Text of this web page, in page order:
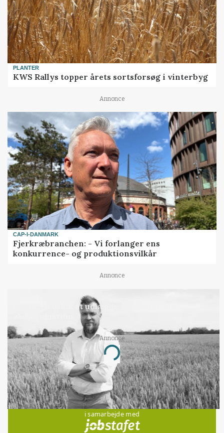
PLANTER
KWS Rallys topper årets sortsforsøg i vinterbyg
Annonce
CAP-I-DANMARK
Fjerkræbranchen: - Vi forlanger ens
konkurrence- og produktionsvilkår
Annonce
Det er en uskik at udlægge et røgslør om
Annonce
Loading...
Jobs
i samarbejde med